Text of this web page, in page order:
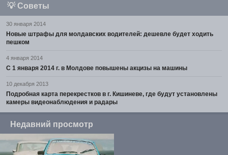
💡 Советы
30 января 2014
Новые штрафы для молдавских водителей: дешевле будет ходить
пешком
4 января 2014
С 1 января 2014 г. в Молдове повышены акцизы на машины
10 декабря 2013
Подробная карта перекрестков в г. Кишиневе, где будут установлены
камеры видеонаблюдения и радары
Недавний просмотр